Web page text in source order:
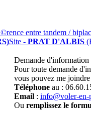
entre tandem /
Site - PRAT D'ALBIS
Demande d'information
Pour toute demande
vous pouvez me
Téléphone au :
Email : info@voler-en-
Ou remplissez le